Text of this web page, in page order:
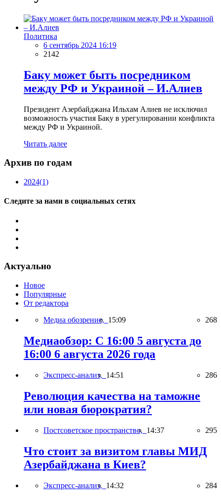
Политика
6 сентябрь 2024 16:19
2142
Баку может быть посредником
между РФ и Украиной – И.Алиев
Президент Азербайджана Ильхам Алиев не исключил
возможность участия Баку в урегулировании конфликта
между РФ и Украиной.
Читать далее
Архив по годам
2024(1)
Следите за нами в социальных сетях
Актуально
Новое
Популярные
От редактора
Медиа обозрение, 15:09 268
Медиаобзор: С 16:00 5 августа до
16:00 6 августа 2026 года
Экспресс-анализ, 14:51 286
Революция качества на таможне
или новая бюрократия?
Постсоветское пространство, 14:37 295
Что стоит за визитом главы МИД
Азербайджана в Киев?
Экспресс-анализ, 14:32 284